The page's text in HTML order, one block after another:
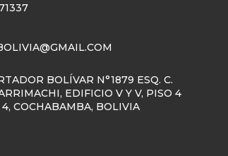
BOLÍVAR N°1879 ESQ. C.
EDIFICIO V Y V, PISO 4
COCHABAMBA, BOLIVIA